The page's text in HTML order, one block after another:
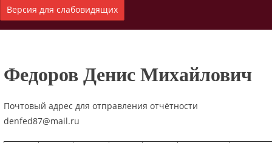
Версия для слабовидящих
Федоров Денис Михайлович
Почтовый адрес для отправления отчётности
denfed87@mail.ru